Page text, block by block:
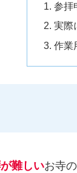
参拝
実際
作業
難しいお寺